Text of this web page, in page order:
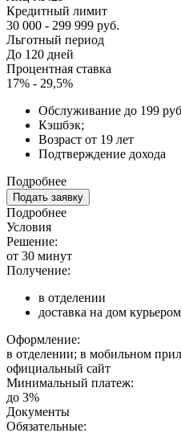
Кредитный лимит
30 000 - 299 999 руб.
Льготный период
До 120 дней
Процентная ставка
17% - 29,5%
Обслуживание до 199
Кэшбэк;
Возраст от 19 лет
Подтверждение дохода
Подробнее
Подать заявку
Подробнее
Условия
Решение:
от 30 минут
Получение:
в отделении
доставка на дом курьером
Оформление:
в отделении; в мобильном
официальный сайт
Минимальный платеж:
до 3%
Документы
Обязательные: